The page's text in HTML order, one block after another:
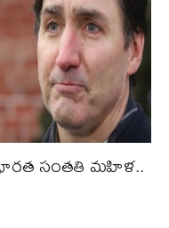
భారత సంతతి మహిళ..